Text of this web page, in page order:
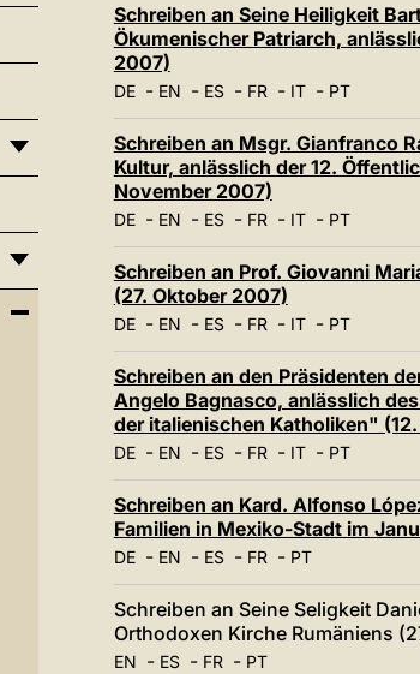
Schreiben an Seine Heiligkeit
Ökumenischer Patriarch,
2007)
DE- EN - ES- FR- IT- PT
Schreiben an Msgr. Gianfranco
Kultur, anlässlich der 12.
November 2007)
DE- EN - ES- FR- IT- PT
Schreiben an Prof. Giovanni
(27. Oktober 2007)
DE- EN - ES- FR- IT- PT
Schreiben an den Präsidenten
Angelo Bagnasco, anlässlich
der italienischen Katholiken"
DE- EN - ES- FR- IT- PT
Schreiben an Kard. Alfonso
Familien in Mexiko-Stadt im
DE- EN - ES- FR- PT
Schreiben an Seine Seligkeit
Orthodoxen Kirche Rumäniens
EN - ES- FR- PT